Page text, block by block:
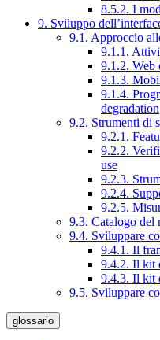
8.5.2. I
9. Sviluppo
9.1. Approccio
9.1.1.
9.1.2. Web
9.1.3.
9.1.4.
degradation
9.2. Strumenti di
9.2.1.
9.2.2.
use
9.2.3.
9.2.4.
9.2.5.
9.3. Catalogo del
9.4. Sviluppare
9.4.1. Il
9.4.2. Il kit
9.4.3. Il kit
9.5. Sviluppare
glossario